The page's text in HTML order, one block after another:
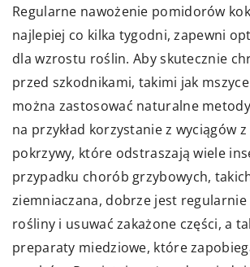
Regularne nawożenie pomidorów
najlepiej co kilka tygodni, zapewni
dla wzrostu roślin. Aby skutecznie
przed szkodnikami, takimi jak
można zastosować naturalne
na przykład korzystanie z wyciągów
pokrzywy, które odstraszają wiele
przypadku chorób grzybowych,
ziemniaczana, dobrze jest regularnie
rośliny i usuwać zakażone części, a
preparaty miedziowe, które